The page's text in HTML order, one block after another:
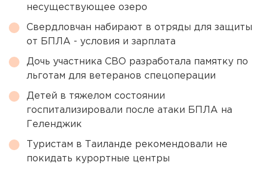
несуществующее озеро
Свердловчан набирают в отряды для защиты
от БПЛА - условия и зарплата
Дочь участника СВО разработала памятку по
льготам для ветеранов спецоперации
Детей в тяжелом состоянии
госпитализировали после атаки БПЛА на
Геленджик
Туристам в Таиланде рекомендовали не
покидать курортные центры